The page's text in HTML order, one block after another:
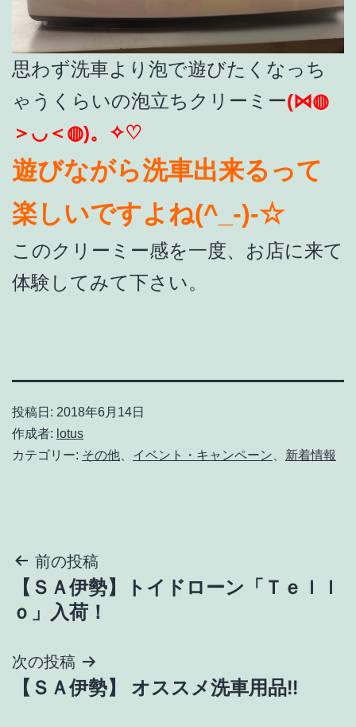
思わず洗車より泡で遊びたくなっち
ゃうくらいの泡立ちクリーミー(⋈◍
＞◡＜◍)。✧♡
遊びながら洗車出来るって
楽しいですよね(^_-)-☆
このクリーミー感を一度、お店に来て
体験してみて下さい。
投稿日: 2018年6月14日
作成者: lotus
カテゴリー: その他 イベント・キャンペーン 新着情報
投
稿
ビ
前の投稿
【ＳＡ伊勢】トイドローン「Ｔｅｌｌ
ｏ」入荷！
次の投稿
【ＳＡ伊勢】 オススメ洗車用品!!